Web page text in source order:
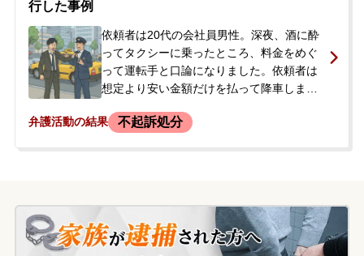
もいい」などと言い、態度を二転三転させ
ていました。このまま要望に応じ続けなけ
ればならないのか、最終的にいくら支払え
ば解決するのか分からず、専門家による解
行した事例
依頼者は20代の会社員男性。深夜、酒に酔
ってタクシーに乗ったところ、料金をめぐ
って運転手と口論になりました。依頼者は
想定より安い金額だけを払って降車しまし
なりました。依頼者は先に暴力を振るわれ
期の身柄解放と今後の対応について相談す
るため来所されました。
弁護活動の結果 不起訴処分